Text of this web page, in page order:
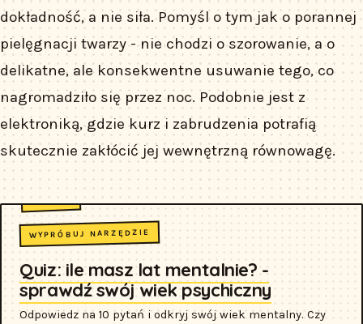
dokładność, a nie siła. Pomyśl o tym jak o porannej
pielęgnacji twarzy - nie chodzi o szorowanie, a o
delikatne, ale konsekwentne usuwanie tego, co
nagromadziło się przez noc. Podobnie jest z
elektroniką, gdzie kurz i zabrudzenia potrafią
skutecznie zakłócić jej wewnętrzną równowagę.
WYPRÓBUJ NARZĘDZIE
Quiz: ile masz lat mentalnie? -
sprawdź swój wiek psychiczny
Odpowiedz na 10 pytań i odkryj swój wiek mentalny. Czy